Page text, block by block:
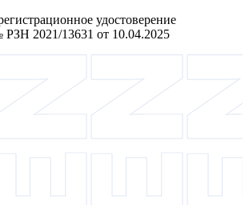
удостоверение
РЗН 2021/13631 от 10.04.2025